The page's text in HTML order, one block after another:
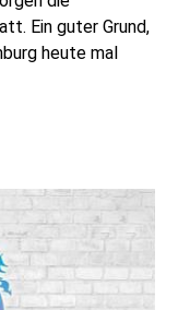
Ein guter Grund,
heute mal